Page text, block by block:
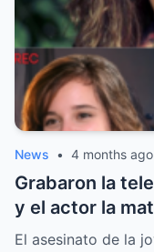
News • 4 months ago
Grabaron la
y el actor la
El asesinato de la